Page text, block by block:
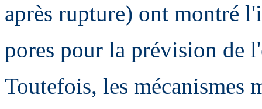
après rupture) ont montré
pores pour la prévision de
Toutefois, les mécanismes